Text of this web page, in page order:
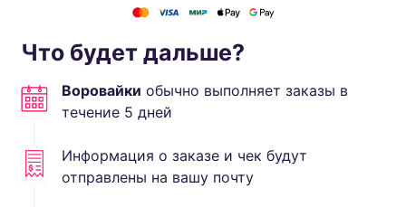
Что будет дальше?
Воровайки обычно выполняет заказы в
течение 5 дней
Информация о заказе и чек будут
отправлены на вашу почту